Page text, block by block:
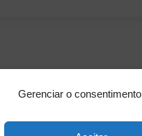
Gerenciar o consentimento